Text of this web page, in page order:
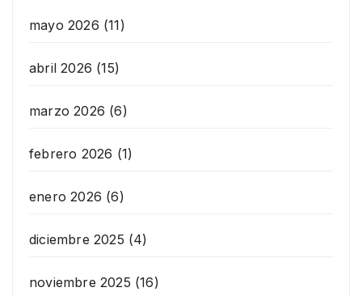
mayo 2026 (11)
abril 2026 (15)
marzo 2026 (6)
febrero 2026 (1)
enero 2026 (6)
diciembre 2025 (4)
noviembre 2025 (16)